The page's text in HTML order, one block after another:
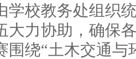
学校教务处组织
大力协助，确保
围绕“土木交通